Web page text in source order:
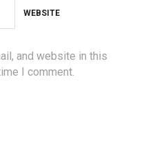
WEBSITE
and website in this
I comment.